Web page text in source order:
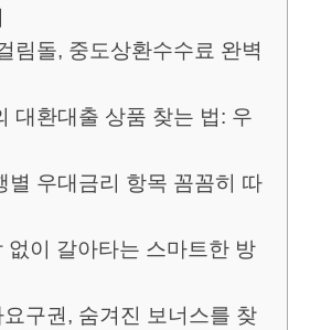
림돌, 중도상환수수료 완벽
대환대출 상품 찾는 법: 우
별 우대금리 항목 꼼꼼히 따
없이 갈아타는 스마트한 방
구권, 숨겨진 보너스를 찾